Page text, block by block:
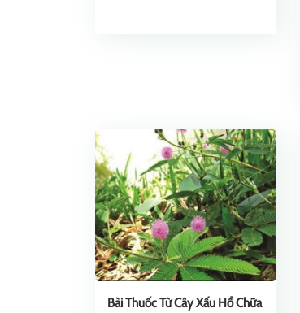
Bài Thuốc Từ Cây Xấu Hổ Chữa